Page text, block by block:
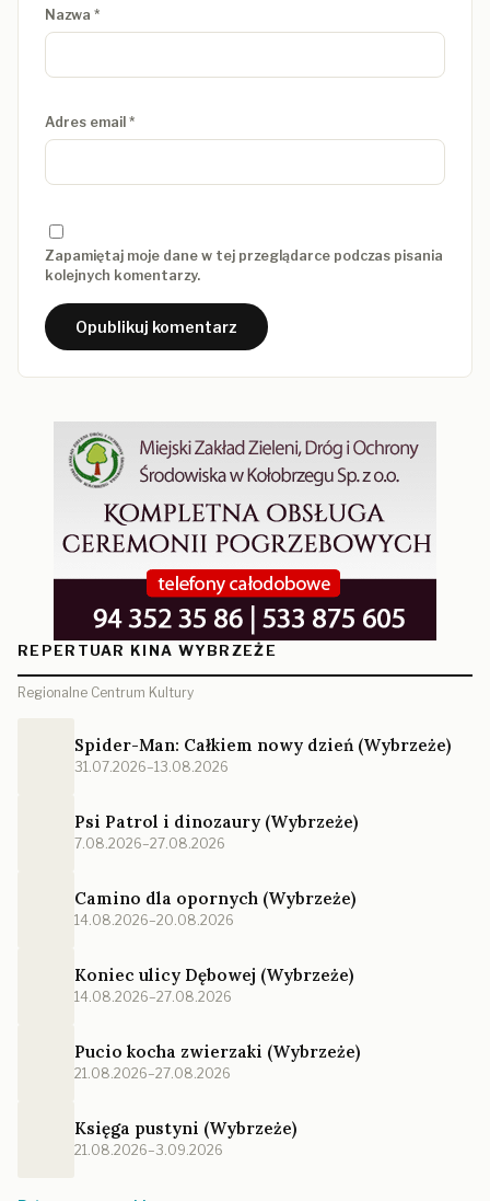
Nazwa *
Adres email *
Zapamiętaj moje dane w tej przeglądarce podczas pisania
kolejnych komentarzy.
REPERTUAR KINA WYBRZEŻE
Regionalne Centrum Kultury
Spider-Man: Całkiem nowy dzień (Wybrzeże)
31.07.2026–13.08.2026
Psi Patrol i dinozaury (Wybrzeże)
7.08.2026–27.08.2026
Camino dla opornych (Wybrzeże)
14.08.2026–20.08.2026
Koniec ulicy Dębowej (Wybrzeże)
14.08.2026–27.08.2026
Pucio kocha zwierzaki (Wybrzeże)
21.08.2026–27.08.2026
Księga pustyni (Wybrzeże)
21.08.2026–3.09.2026